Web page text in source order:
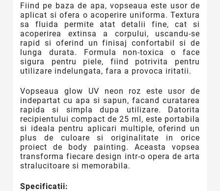
Fiind pe baza de apa, vopseaua este usor de
aplicat si ofera o acoperire uniforma. Textura
sa fluida permite atat detalii fine, cat si
acoperirea extinsa a corpului, uscandu-se
rapid si oferind un finisaj confortabil si de
lunga durata. Formula non-toxica o face
sigura pentru piele, fiind potrivita pentru
utilizare indelungata, fara a provoca iritatii.
Vopseaua glow UV neon roz este usor de
indepartat cu apa si sapun, facand curatarea
rapida si simpla dupa utilizare. Datorita
recipientului compact de 25 ml, este portabila
si ideala pentru aplicari multiple, oferind un
plus de culoare si originalitate in orice
proiect de body painting. Aceasta vopsea
transforma fiecare design intr-o opera de arta
stralucitoare si memorabila.
Specificatii: